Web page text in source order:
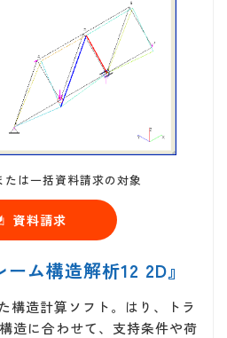
たは一括資料請求の対象
資料請求
ーム構造解析12 2D』
構造計算ソフト。はり、トラ
造に合わせて、支持条件や荷